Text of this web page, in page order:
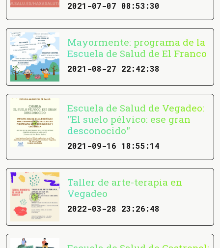
2021-07-07 08:53:30
Mayormente: programa de la
Escuela de Salud de El Franco
2021-08-27 22:42:38
Escuela de Salud de Vegadeo:
"El suelo pélvico: ese gran
desconocido"
2021-09-16 18:55:14
Taller de arte-terapia en
Vegadeo
2022-03-28 23:26:48